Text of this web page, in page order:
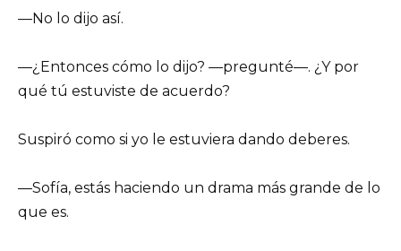
—No lo dijo así.
—¿Entonces cómo lo dijo? —pregunté—. ¿Y por
qué tú estuviste de acuerdo?
Suspiró como si yo le estuviera dando deberes.
—Sofía, estás haciendo un drama más grande de lo
que es.